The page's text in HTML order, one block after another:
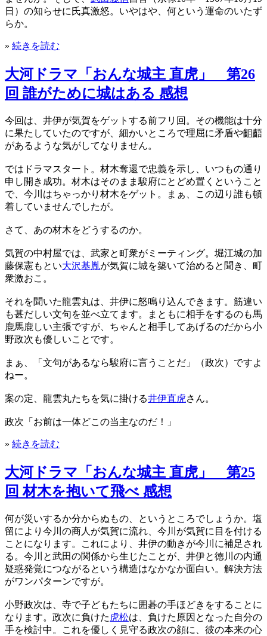
日）の知らせに氏真激怒。いやはや、何という運命のいたず
らか。
» 続きを読む
大河ドラマ「おんな城主 直虎」 第26
回 誰がために城はある 感想
今回は、井伊が気賀をゲットする前フリ回。その機能は十分
に果たしていたのですが、細かいところで理屈に矛盾や齟齬
があるような気がしてなりません。
ではドラマスタート。材木奪還で忠義を示し、いつもの通り
申し開き成功。材木はそのまま駿府にとどめ置くということ
で、今川はちゃっかり材木をゲット。まぁ、この辺り誰も頓
着していませんでしたが。
さて、あの材木をどうするのか。
気賀の中村屋では、武家と町衆がミーティング。堀江城の加
藤保憲もとい大沢基胤が気賀に城を築いて治めると聞き、町
衆激おこ。
それを聞いた龍雲丸は、井伊に怒鳴り込んできます。筋違い
も甚だしい文句を並べ立てます。まともに相手をするのも馬
鹿馬鹿しい主張ですが、ちゃんと相手してあげるのだから小
野政次も優しいことです。
まぁ、「文句があるなら駿府に言うことだ」（政次）ですよ
ねー。
案の定、龍雲丸たちを気に掛ける井伊直虎さん。
政次「お前は一体どこの当主なのだ！」
» 続きを読む
大河ドラマ「おんな城主 直虎」 第25
回 材木を抱いて飛べ 感想
何が災いするか分からぬもの、というところでしょうか。塩
留により今川の商人が気賀に流れ、今川が気賀に目を付ける
ことになります。これにより、井伊の動きが今川に補足され
る。今川と武田の関係から生じたことが、井伊と徳川の内通
疑惑発覚につながるという構造はなかなか面白い。解決方法
がワンパターンですが。
小野政次は、寺で子どもたちに囲碁の手ほどきをすることに
なります。政次に負けた 虎松は、負けた原因となった自分の
手を検討中。これを優しく見守る政次の顔に、彼の本来の心